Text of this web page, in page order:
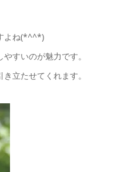
よね(*^^*)
すいのが魅力です。
立たせてくれます。